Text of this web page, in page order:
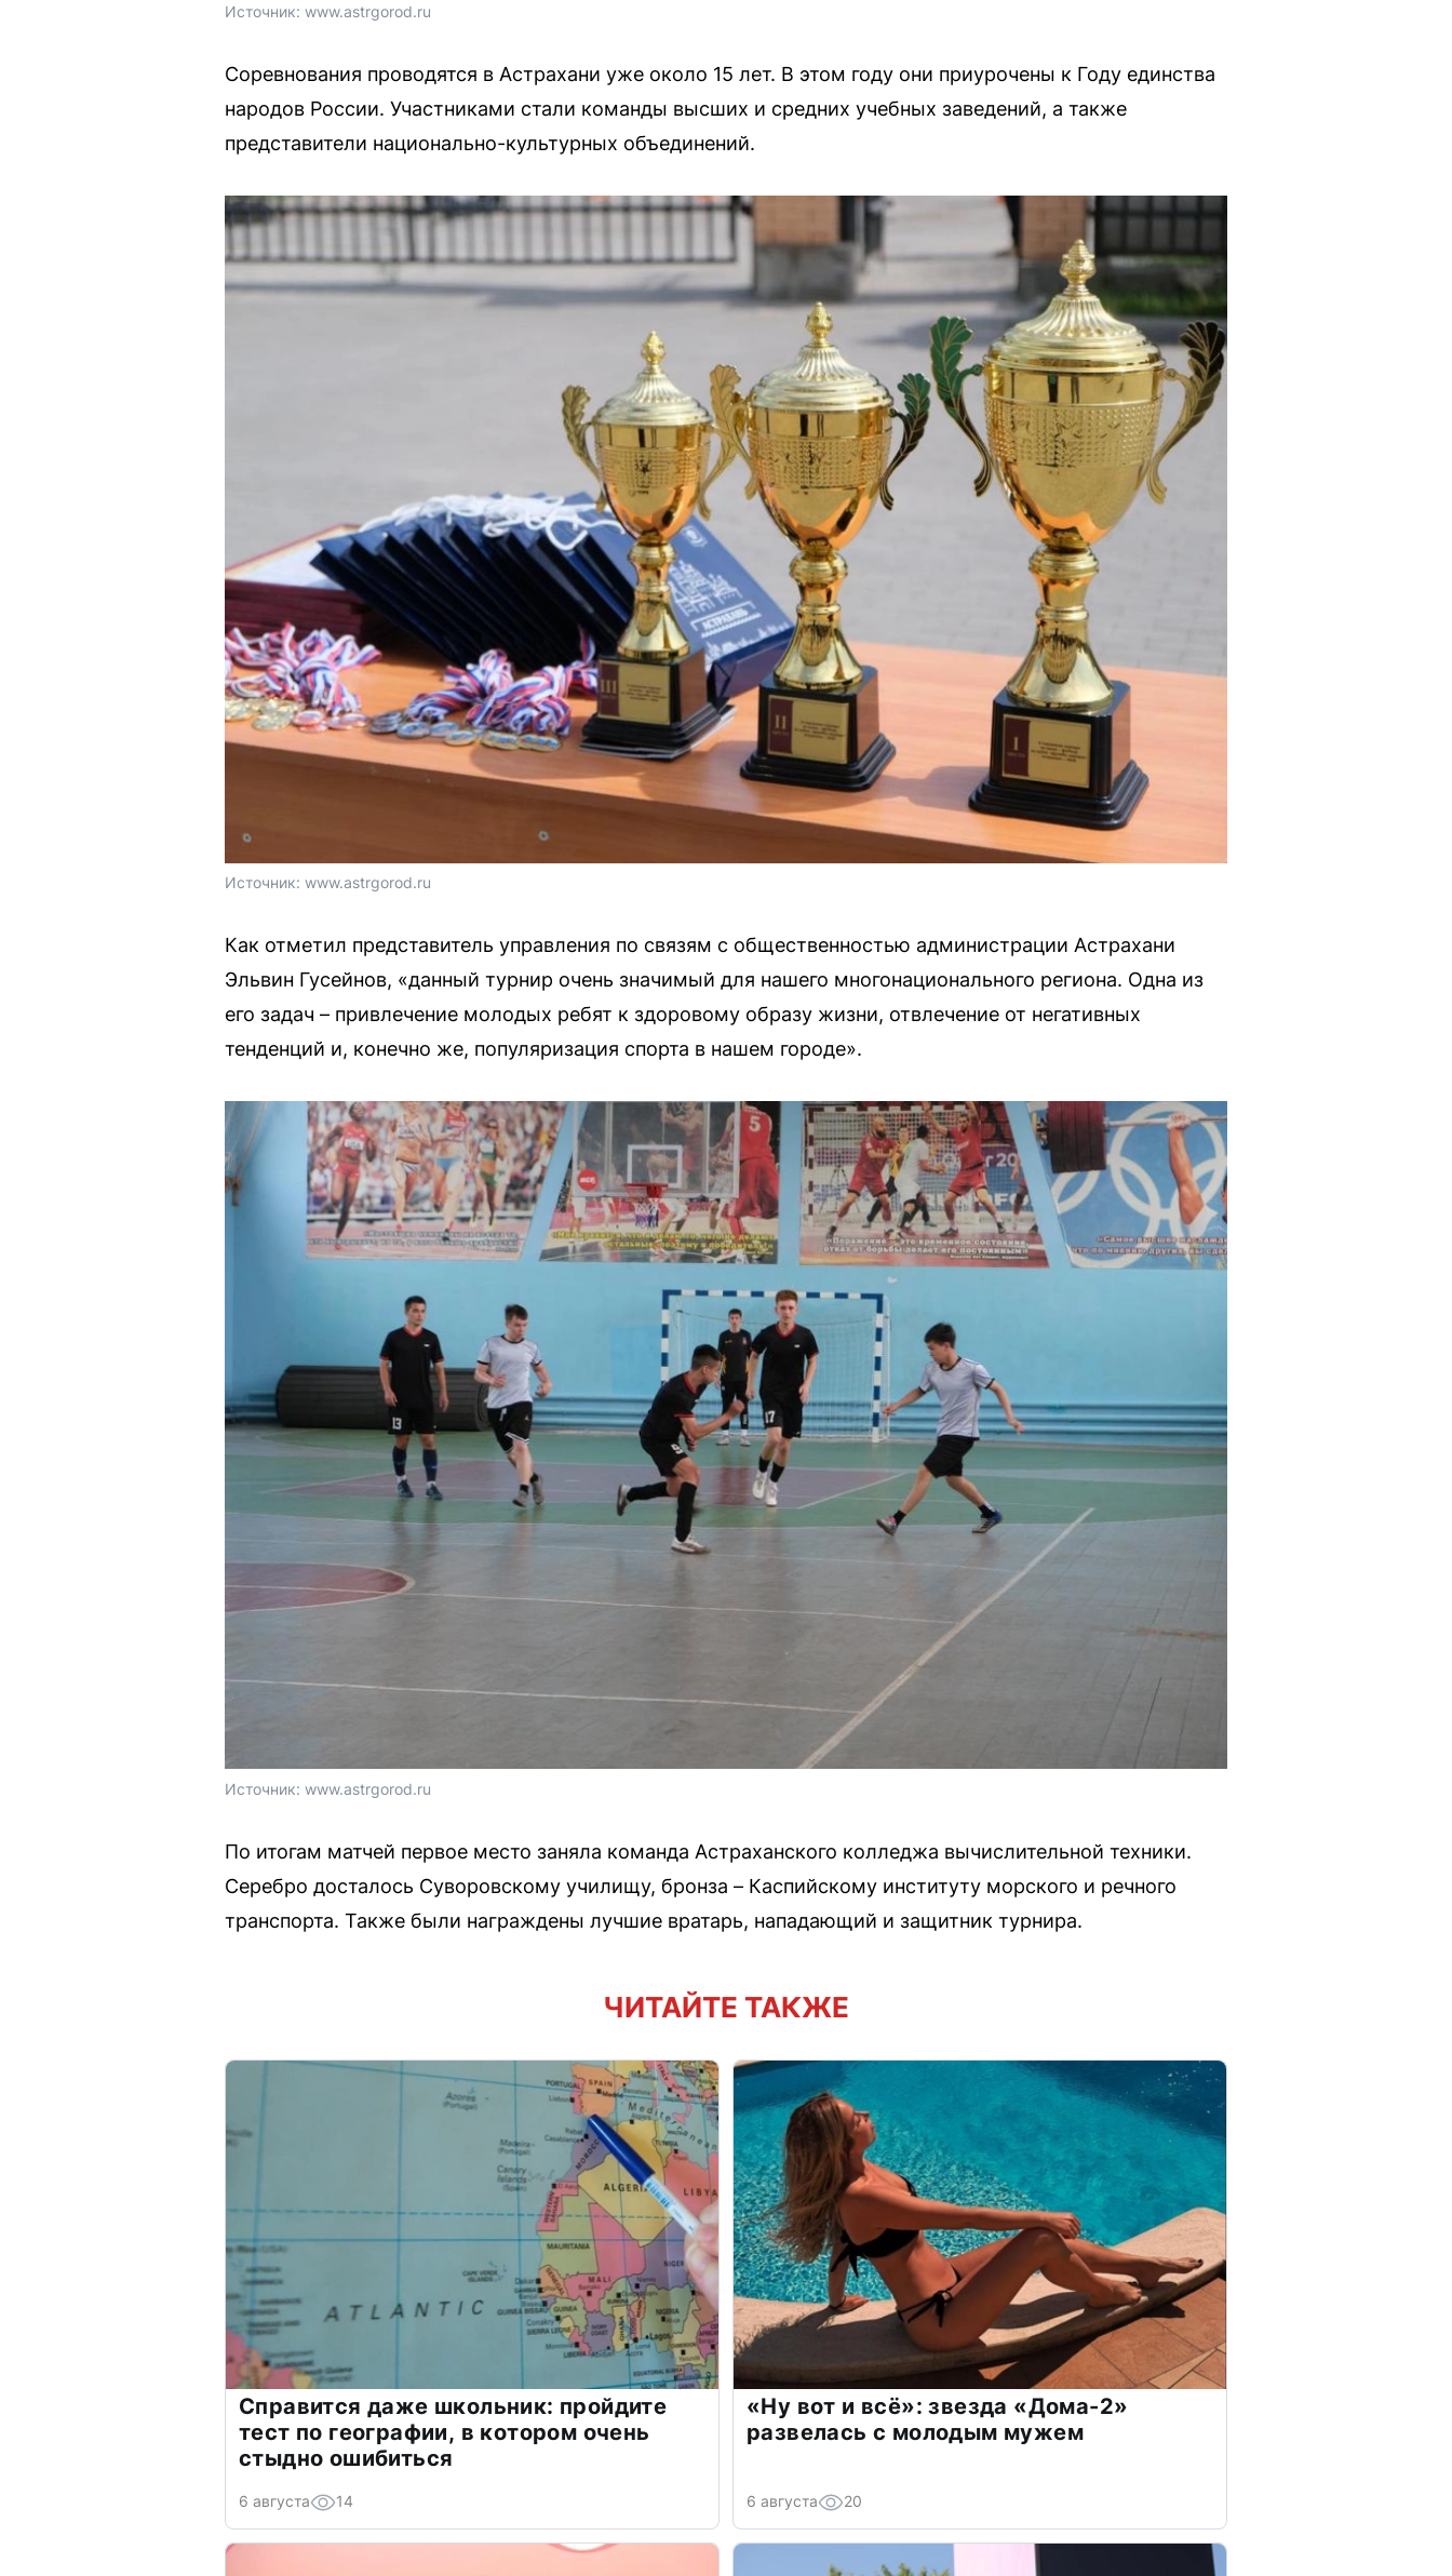
Источник: www.astrgorod.ru
Соревнования проводятся в Астрахани уже около 15 лет. В этом году они приурочены к Году единства
народов России. Участниками стали команды высших и средних учебных заведений, а также
представители национально-культурных объединений.
Источник: www.astrgorod.ru
Как отметил представитель управления по связям с общественностью администрации Астрахани
Эльвин Гусейнов, «данный турнир очень значимый для нашего многонационального региона. Одна из
его задач – привлечение молодых ребят к здоровому образу жизни, отвлечение от негативных
тенденций и, конечно же, популяризация спорта в нашем городе».
Источник: www.astrgorod.ru
По итогам матчей первое место заняла команда Астраханского колледжа вычислительной техники.
Серебро досталось Суворовскому училищу, бронза – Каспийскому институту морского и речного
транспорта. Также были награждены лучшие вратарь, нападающий и защитник турнира.
ЧИТАЙТЕ ТАКЖЕ
Справится даже школьник: пройдите
тест по географии, в котором очень
стыдно ошибиться
6 августа 14
«Ну вот и всё»: звезда «Дома-2»
развелась с молодым мужем
6 августа 20